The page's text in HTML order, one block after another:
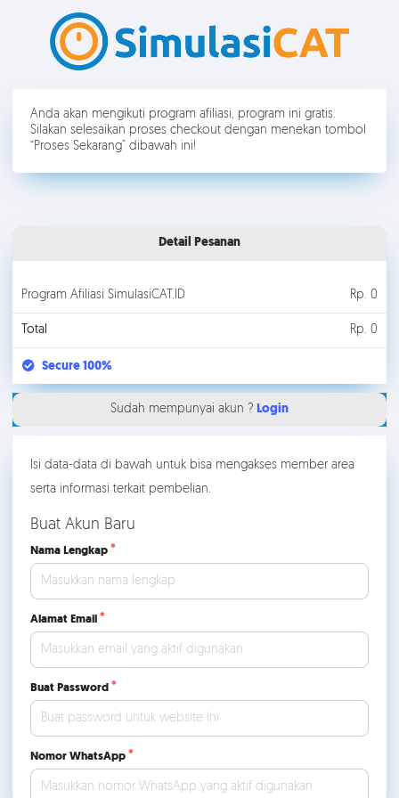
Anda akan mengikuti program afiliasi, program ini gratis.
Silakan selesaikan proses checkout dengan menekan tombol
“Proses Sekarang” dibawah ini!
Detail Pesanan
Program Afiliasi SimulasiCAT.ID Rp. 0
Total Rp. 0
Secure 100%
Sudah mempunyai akun ? Login
Isi data-data di bawah untuk bisa mengakses member area
serta informasi terkait pembelian.
Buat Akun Baru
Nama Lengkap
Alamat Email
Buat Password
Nomor WhatsApp